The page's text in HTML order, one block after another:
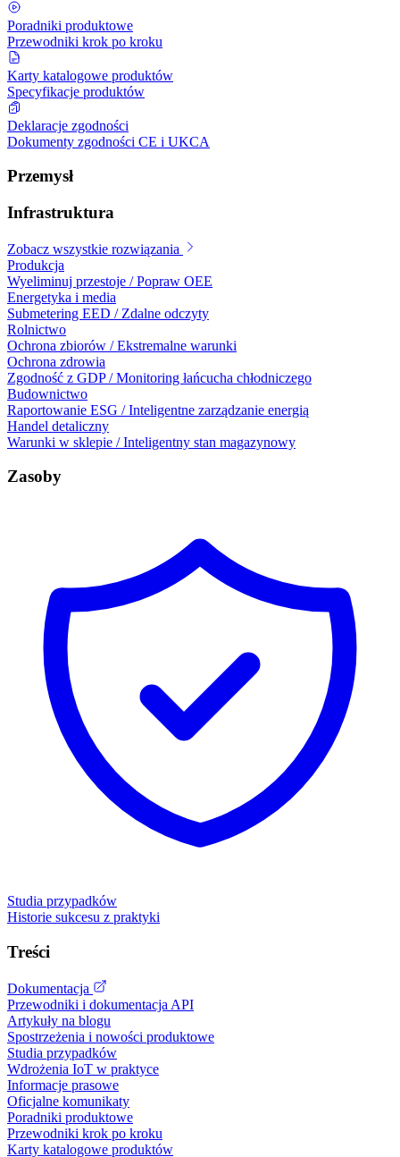
Poradniki produktowe
Przewodniki krok po kroku
Karty katalogowe produktów
Specyfikacje produktów
Deklaracje zgodności
Dokumenty zgodności CE i UKCA
Przemysł
Infrastruktura
Zobacz wszystkie rozwiązania
Produkcja
Wyeliminuj przestoje / Popraw OEE
Energetyka i media
Submetering EED / Zdalne odczyty
Rolnictwo
Ochrona zbiorów / Ekstremalne warunki
Ochrona zdrowia
Zgodność z GDP / Monitoring łańcucha chłodniczego
Budownictwo
Raportowanie ESG / Inteligentne zarządzanie energią
Handel detaliczny
Warunki w sklepie / Inteligentny stan magazynowy
Zasoby
Studia przypadków
Historie sukcesu z praktyki
Treści
Dokumentacja
Przewodniki i dokumentacja API
Artykuły na blogu
Spostrzeżenia i nowości produktowe
Studia przypadków
Wdrożenia IoT w praktyce
Informacje prasowe
Oficjalne komunikaty
Poradniki produktowe
Przewodniki krok po kroku
Karty katalogowe produktów